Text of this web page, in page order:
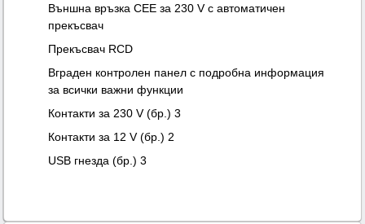
Външна връзка CEE за 230 V с автоматичен
прекъсвач
Прекъсвач RCD
Вграден контролен панел с подробна информация
за всички важни функции
Контакти за 230 V (бр.) 3
Контакти за 12 V (бр.) 2
USB гнезда (бр.) 3